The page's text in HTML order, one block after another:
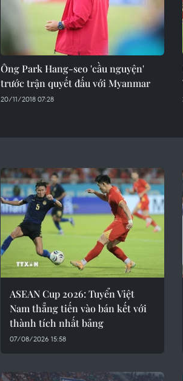
Ông Park Hang-seo 'cầu nguyện'
trước trận quyết đấu với Myanmar
20/11/2018 07:28
ASEAN Cup 2026: Tuyển Việt
Nam thẳng tiến vào bán kết với
thành tích nhất bảng
07/08/2026 15:58